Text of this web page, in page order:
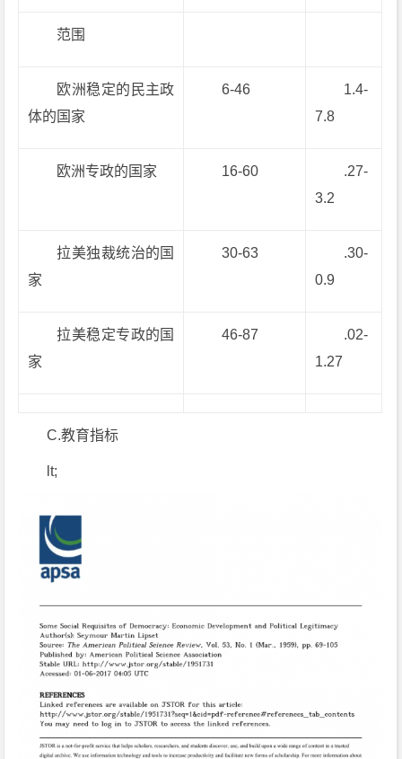
范围
欧洲稳定的民主政
体的国家
6-46
1.4-
7.8
欧洲专政的国家 16-60
.27-
3.2
拉美独裁统治的国
家
30-63
.30-
0.9
拉美稳定专政的国
家
46-87
.02-
1.27
C.教育指标
lt;